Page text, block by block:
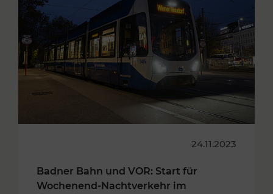
24.11.2023
Badner Bahn und VOR: Start für
Wochenend-Nachtverkehr im